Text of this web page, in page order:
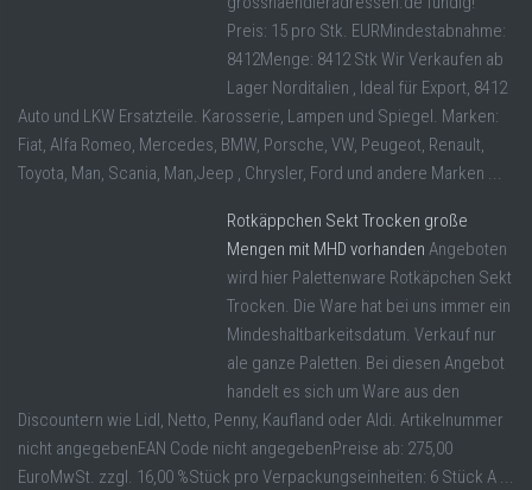
Preis: 15 pro Stk. EURMindestabnahme:
8412Menge: 8412 Stk Wir Verkaufen ab
Lager Norditalien , Ideal für Export, 8412
Auto und LKW Ersatzteile. Karosserie, Lampen und Spiegel. Marken:
Fiat, Alfa Romeo, Mercedes, BMW, Porsche, VW, Peugeot, Renault,
Toyota, Man, Scania, Man,Jeep , Chrysler, Ford und andere Marken ...
Rotkäppchen Sekt Trocken große
Mengen mit MHD vorhanden Angeboten
wird hier Palettenware Rotkäpchen Sekt
Trocken. Die Ware hat bei uns immer ein
Mindeshaltbarkeitsdatum. Verkauf nur
ale ganze Paletten. Bei diesen Angebot
handelt es sich um Ware aus den
Discountern wie Lidl, Netto, Penny, Kaufland oder Aldi. Artikelnummer
nicht angegebenEAN Code nicht angegebenPreise ab: 275,00
EuroMwSt. zzgl. 16,00 %Stück pro Verpackungseinheiten: 6 Stück A ...